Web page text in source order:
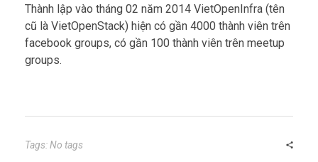
Thành lập vào tháng 02 năm 2014 VietOpenInfra (tên
cũ là VietOpenStack) hiện có gần 4000 thành viên trên
facebook groups, có gần 100 thành viên trên meetup
groups.
Tags: No tags